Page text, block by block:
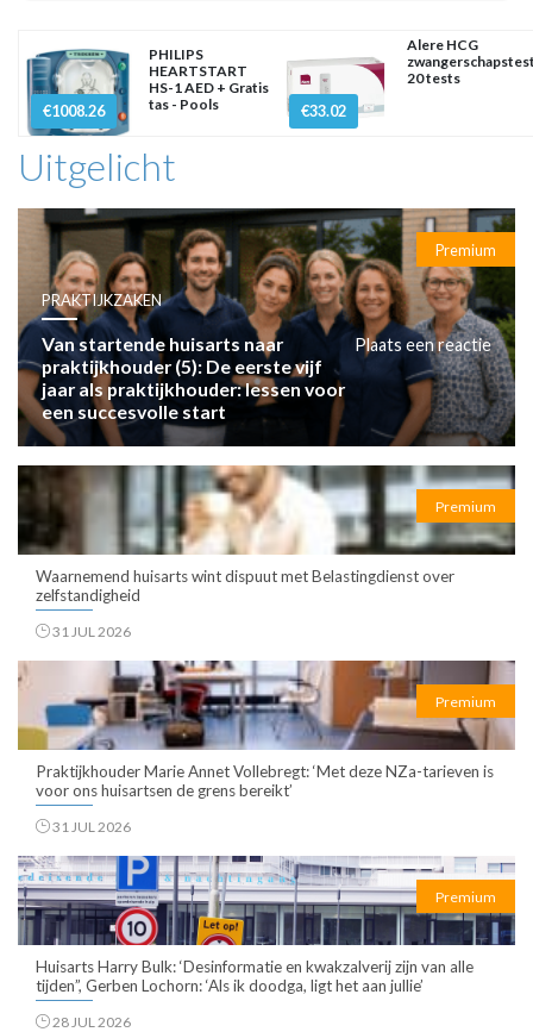
€1008.26
PHILIPS
HEARTSTART
HS-1 AED + Gratis
tas - Pools
€33.02
Alere HCG
20 tests
Uitgelicht
Premium
PRAKTIJKZAKEN
Van startende huisarts naar
praktijkhouder (5): De eerste vijf
jaar als praktijkhouder: lessen voor
een succesvolle start
Plaats een reactie
Premium
Waarnemend huisarts wint dispuut met Belastingdienst over
zelfstandigheid
31 JUL 2026
Premium
Praktijkhouder Marie Annet Vollebregt: ‘Met deze NZa-tarieven is
voor ons huisartsen de grens bereikt’
31 JUL 2026
Premium
Huisarts Harry Bulk: ‘Desinformatie en kwakzalverij zijn van alle
tijden”, Gerben Lochorn: ‘Als ik doodga, ligt het aan jullie’
28 JUL 2026